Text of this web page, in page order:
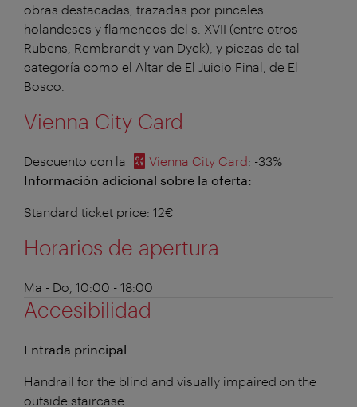
obras destacadas, trazadas por pinceles
holandeses y flamencos del s. XVII (entre otros
Rubens, Rembrandt y van Dyck), y piezas de tal
categoría como el Altar de El Juicio Final, de El
Bosco.
Vienna City Card
Descuento con la Vienna City Card: -33%
Información adicional sobre la oferta:
Standard ticket price: 12€
Horarios de apertura
Ma - Do, 10:00 - 18:00
Accesibilidad
Entrada principal
Handrail for the blind and visually impaired on the
outside staircase